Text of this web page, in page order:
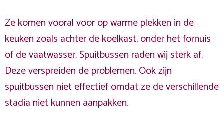
Ze komen vooral voor op warme plekken in de
keuken zoals achter de koelkast, onder het fornuis
of de vaatwasser. Spuitbussen raden wij sterk af.
Deze verspreiden de problemen. Ook zijn
spuitbussen niet effectief omdat ze de verschillende
stadia niet kunnen aanpakken.